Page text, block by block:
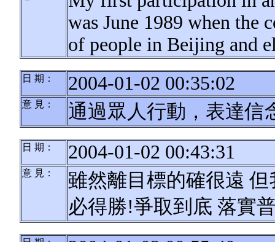
was June 1989 when the
of people in Beijing and
日 期： 2004-01-02 00:35:02
意 見： 通過眾人行動，表達信
日 期： 2004-01-02 00:43:31
意 見：
雖然離目標的確很遠
必得勝!爭取到底 落實